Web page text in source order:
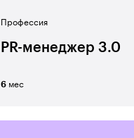
Профессия
PR-менеджер 3.0
6 мес